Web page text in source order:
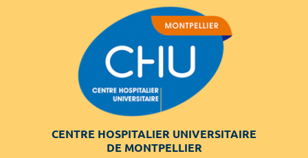
CENTRE HOSPITALIER UNIVERSITAIRE
DE MONTPELLIER